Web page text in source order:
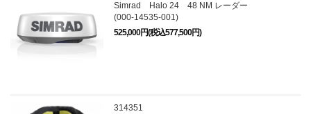
Simrad Halo 24 48 NM レーダー
(000-14535-001)
525,000円(税込577,500円)
314351